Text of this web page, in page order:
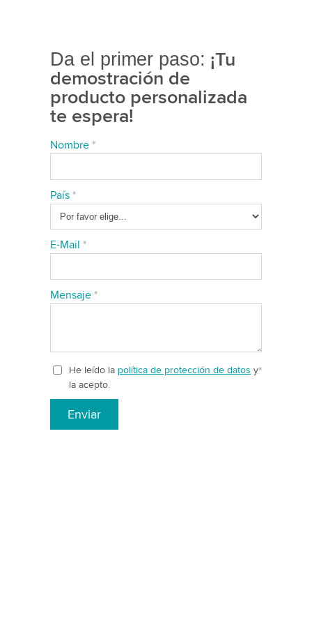
Da el primer paso: ¡Tu
demostración de
producto personalizada
te espera!
Nombre *
País *
E-Mail *
Mensaje *
He leído la política de protección de datos y
la acepto.
*
Enviar